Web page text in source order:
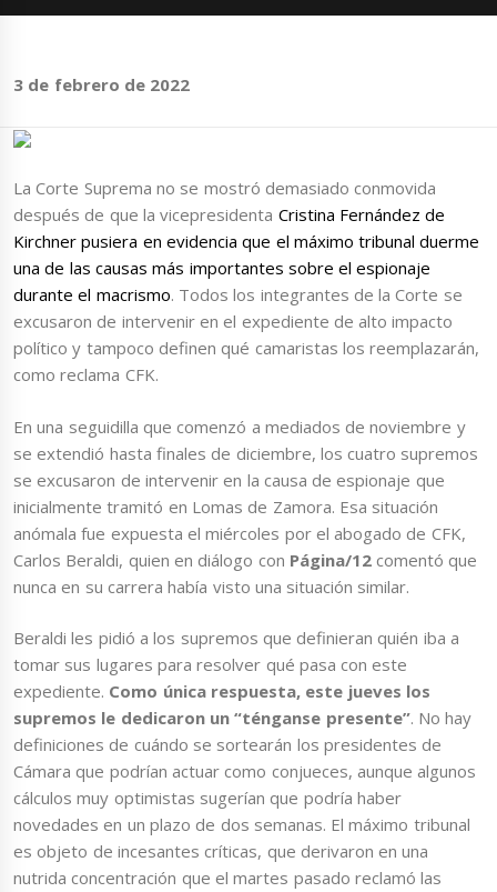
3 de febrero de 2022
La Corte Suprema no se mostró demasiado conmovida
después de que la vicepresidenta Cristina Fernández de
Kirchner pusiera en evidencia que el máximo tribunal duerme
una de las causas más importantes sobre el espionaje
durante el macrismo. Todos los integrantes de la Corte se
excusaron de intervenir en el expediente de alto impacto
político y tampoco definen qué camaristas los reemplazarán,
como reclama CFK.
En una seguidilla que comenzó a mediados de noviembre y
se extendió hasta finales de diciembre, los cuatro supremos
se excusaron de intervenir en la causa de espionaje que
inicialmente tramitó en Lomas de Zamora. Esa situación
anómala fue expuesta el miércoles por el abogado de CFK,
Carlos Beraldi, quien en diálogo con Página/12comentó que
nunca en su carrera había visto una situación similar.
Beraldi les pidió a los supremos que definieran quién iba a
tomar sus lugares para resolver qué pasa con este
expediente. Como única respuesta, este jueves los
supremos le dedicaron un “ténganse presente”. No hay
definiciones de cuándo se sortearán los presidentes de
Cámara que podrían actuar como conjueces, aunque algunos
cálculos muy optimistas sugerían que podría haber
novedades en un plazo de dos semanas. El máximo tribunal
es objeto de incesantes críticas, que derivaron en una
nutrida concentración que el martes pasado reclamó las